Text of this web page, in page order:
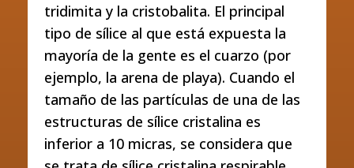
tridimita y la cristobalita. El principal
tipo de sílice al que está expuesta la
mayoría de la gente es el cuarzo (por
ejemplo, la arena de playa). Cuando el
tamaño de las partículas de una de las
estructuras de sílice cristalina es
inferior a 10 micras, se considera que